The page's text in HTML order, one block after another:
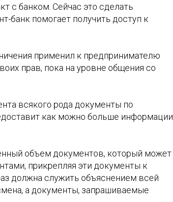
с банком. Сейчас это сделать
банк помогает получить доступ к
применил к предпринимателю
прав, пока на уровне общения со
всякого рода документы по
как можно больше информации
объем документов, который может
прикрепляя эти документы к
должна служить объяснением всей
а документы, запрашиваемые